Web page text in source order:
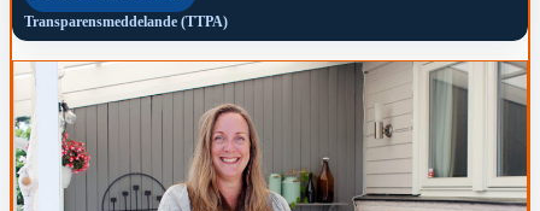
Transparensmeddelande (TTPA)